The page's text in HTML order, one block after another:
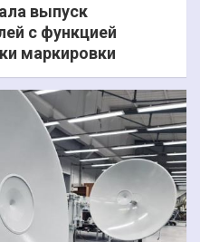
выпуск
с функцией
маркировки